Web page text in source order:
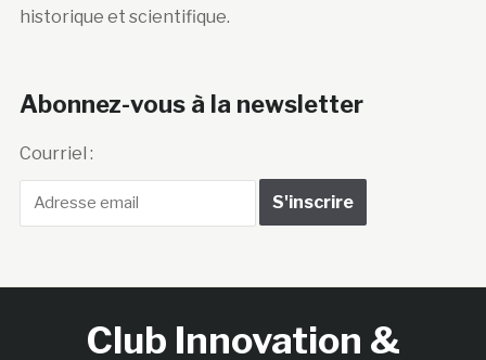
historique et scientifique.
Abonnez-vous à la newsletter
Courriel :
Club Innovation &